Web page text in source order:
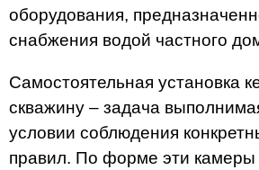
оборудования,
снабжения водой частного
Самостоятельная установка
скважину – задача
условии соблюдения
правил. По форме эти